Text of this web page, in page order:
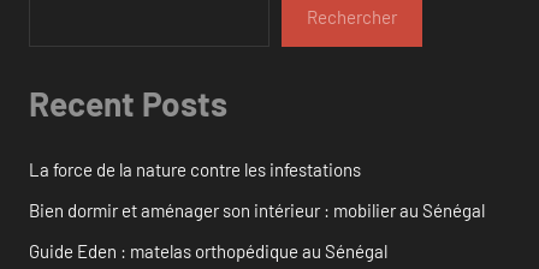
Rechercher
Recent Posts
La force de la nature contre les infestations
Bien dormir et aménager son intérieur : mobilier au Sénégal
Guide Eden : matelas orthopédique au Sénégal